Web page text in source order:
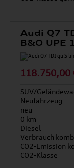
Audi Q7
B&O UPE
118.750,00
SUV/
Neufahrzeug
neu
0 km
Diesel
Verbrauch
CO2-Emission
CO2-Klasse